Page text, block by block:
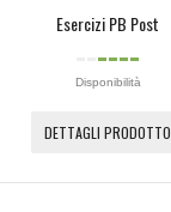
Esercizi PB Post
Disponibilità
DETTAGLI PRODOTTO